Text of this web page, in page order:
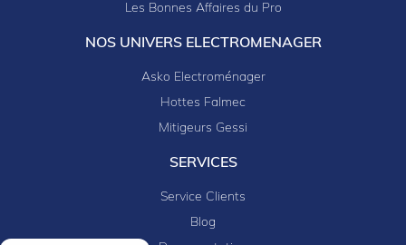
Les Bonnes Affaires du Pro
NOS UNIVERS ELECTROMENAGER
Asko Electroménager
Hottes Falmec
Mitigeurs Gessi
SERVICES
Service Clients
Blog